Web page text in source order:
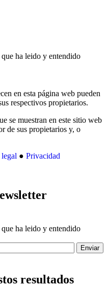
ha leido y entendido
en esta página web pueden
respectivos propietarios.
se muestran en este sitio web
de sus propietarios y, o
● Privacidad
ha leido y entendido
Enviar
resultados